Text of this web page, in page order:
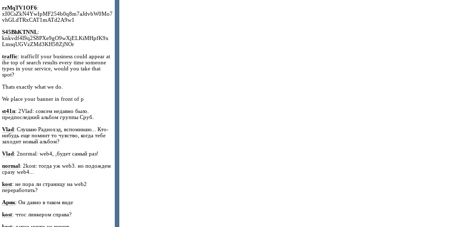
rzMqTV1OF6:
xI0CsZkN4YwIpMF254b0q8m7aJdvbW0Mo7
vhGLdTRxCAT1mATd2A9w1
S45BhKTNNL:
knkvdf4l9q2S8PXe9gO9wXjELKiMHpfK9x
LmsqUGVzZMd3KH58ZjNOr
traffic: trafficIf your business could appear at
the top of search results every time someone
types in your service, would you take that
spot?
Thats exactly what we do.
We place your banner in front of p
st41n: 2Vlad: совсем недавно было.
предпоследний альбом группы Сруб.
Vlad: Слушаю Радиохэд, вспоминаю... Кто-
нибудь еще помнит то чувство, когда тебе
заходит новый альбом?
Vlad: 2normal: web4, ,будет самый раз!
normal: 2kost: тогда уж web3. но подождем
сразу web4...
kost: не пора ли страницу на web2
переработать?
Арик: Он давно в таком виде
kost: чтос линкером справа?